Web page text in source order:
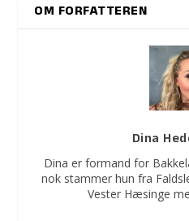
OM FORFATTEREN
Dina
Dina er formand for
nok stammer hun fra
Vester Hæsinge